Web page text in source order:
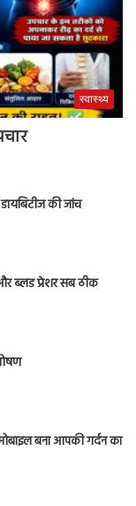
स्वास्थ्य
की जांच
ब्लड प्रेशर सब ठीक
बना आपकी गर्दन का